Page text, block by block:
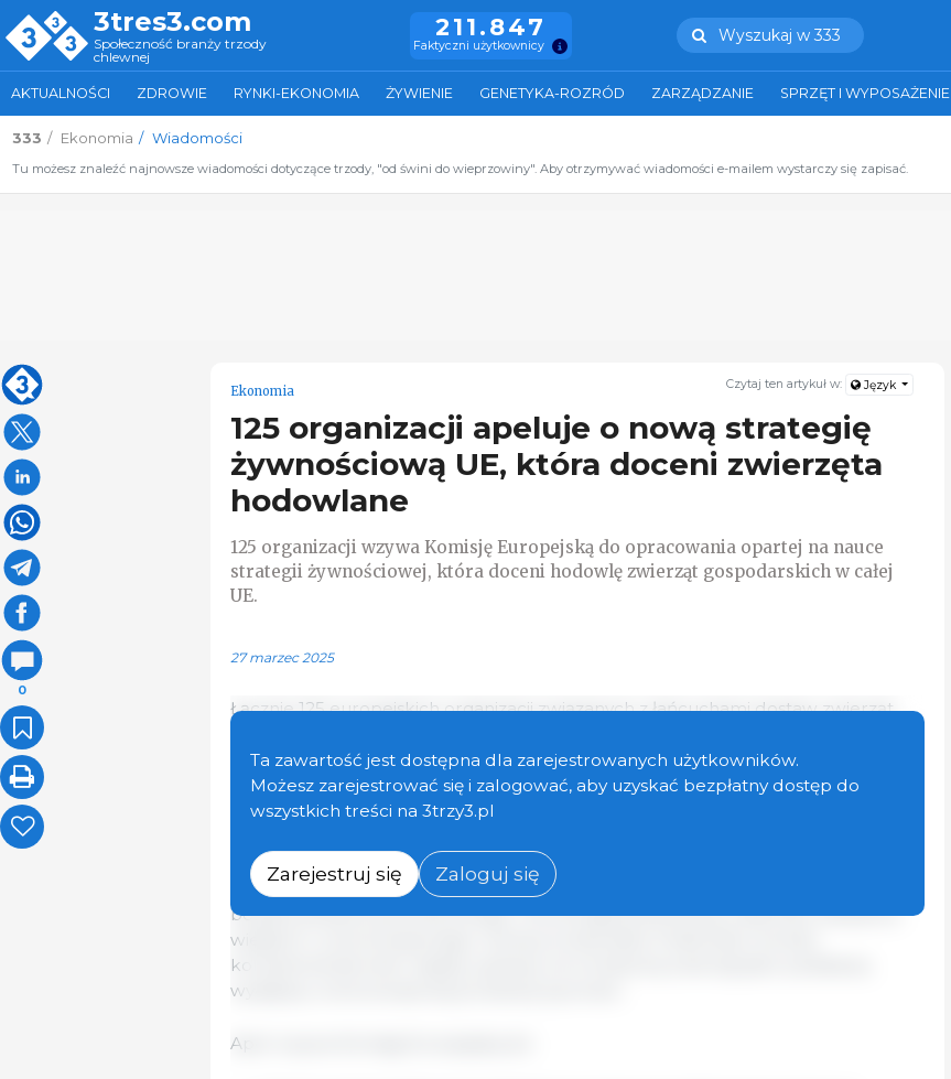
3tres3.com
Społeczność branży trzody
chlewnej
211.847
Faktyczni użytkownicy
Wyszukaj w 333
AKTUALNOŚCI ZDROWIE RYNKI-EKONOMIA ŻYWIENIE GENETYKA-ROZRÓD ZARZĄDZANIE SPRZĘT I WYPOSAŻENIE
333 Ekonomia Wiadomości
Tu możesz znaleźć najnowsze wiadomości dotyczące trzody, "od świni do wieprzowiny". Aby otrzymywać wiadomości e-mailem wystarczy się zapisać.
0
Czytaj ten artykuł w: Język
Ekonomia
125 organizacji apeluje o nową strategię
żywnościową UE, która doceni zwierzęta
hodowlane
125 organizacji wzywa Komisję Europejską do opracowania opartej na nauce
strategii żywnościowej, która doceni hodowlę zwierząt gospodarskich w całej
UE.
27 marzec 2025
Łącznie 125 europejskich organizacji związanych z łańcuchami dostaw zwierząt
Komisji Europejskiej. Inicjatywa wzywa do kompleksowej, opartej na nauce
strategii żywnościowej UE, która uznaje wartość białka zwierzęcego i wspiera
odporny i zrównoważony model rolnictwa na całym kontynencie.
Zatytułowana „Nourishing Europe: The Importance of Animal Proteins”,
dokument podkreśla kluczową rolę zwierząt gospodarskich w zapewnieniu
bezpieczeństwa żywnościowego, równowagi żywieniowej, witalności obszarów
wiejskich i zrównoważonego rozwoju środowiska. Podkreśla również
komplementarność między uprawą roli a hodowlą zwierząt jako podstawę
wydajnej i zrównoważonej produkcji żywności.
Apel wzywa Komisję Europejską do:
Ta zawartość jest dostępna dla zarejestrowanych użytkowników.
Możesz zarejestrować się i zalogować, aby uzyskać bezpłatny dostęp do
wszystkich treści na 3trzy3.pl
Zarejestruj się Zaloguj się